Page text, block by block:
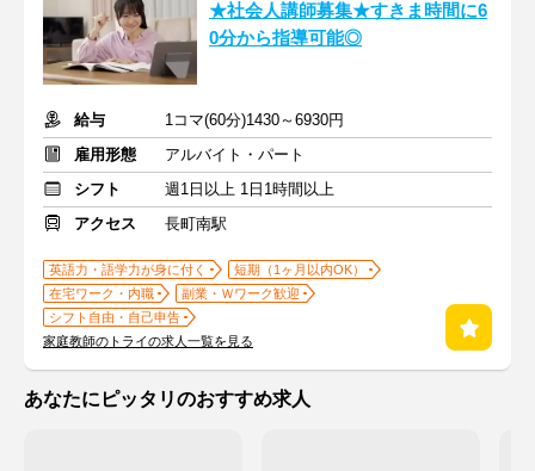
★社会人講師募集★すきま時間に6
0分から指導可能◎
給与
1コマ(60分)1430～6930円
雇用形態
アルバイト・パート
シフト
週1日以上 1日1時間以上
アクセス
長町南駅
英語力・語学力が身に付く
短期（1ヶ月以内OK）
在宅ワーク・内職
副業・Ｗワーク歓迎
シフト自由・自己申告
家庭教師のトライの求人一覧を見る
あなたにピッタリのおすすめ求人